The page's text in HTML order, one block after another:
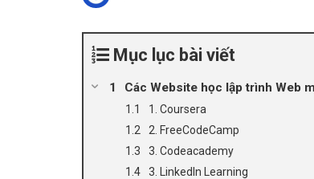
Mục lục bài viết
Các Website học lập trình Web
1. Coursera
2. FreeCodeCamp
3. Codeacademy
3. LinkedIn Learning